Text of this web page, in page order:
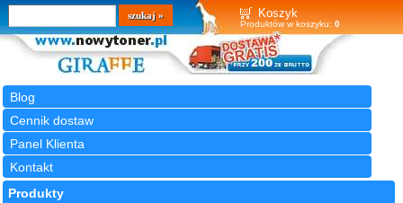
Koszyk
Produktów w koszyku: 0
Blog
Cennik dostaw
Panel Klienta
Kontakt
Wyszukiwarka
szukaj
Produkty